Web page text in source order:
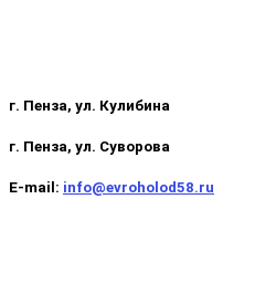
г. Пенза, ул. Кулибина
г. Пенза, ул. Суворова
E-mail: info@evroholod58.ru